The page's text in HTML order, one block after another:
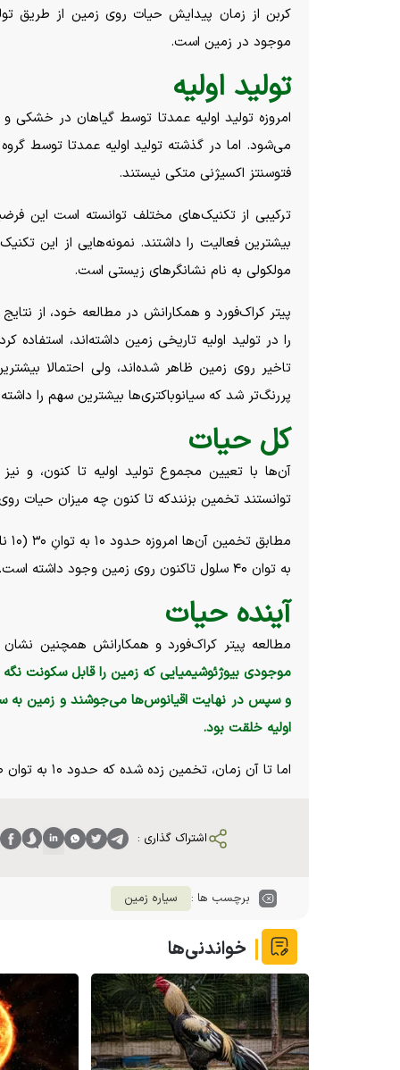
موجود در زمین است.
تولید اولیه
امروزه تولید اولیه عمدتا توسط گیاهان در خشکی و
می‌شود. اما در گذشته تولید اولیه عمدتا توسط
فتوسنتز اکسیژنی متکی نیستند.
ترکیبی از تکنیک‌های مختلف توانسته است این
بیشترین فعالیت را داشتند. نمونه‌هایی از این
مولکولی به نام نشانگر‌های زیستی است.
پیتر کراک‌فورد و همکارانش در مطالعه خود، از
را در تولید اولیه تاریخی زمین داشته‌اند، استفاده
تاخیر روی زمین ظاهر شده‌اند، ولی احتمالا
پررنگ‌تر شد که سیانوباکتری‌ها بیشترین سهم را
کل حیات
آن‌ها با تعیین مجموع تولید اولیه تا کنون، و
توانستند تخمین بزنندکه تا کنون چه میزان حیات
به توان ۴۰ سلول تاکنون روی زمین وجود داشته است.
آینده حیات
مطالعه پیتر کراک‌فورد و همکارانش همچنین نشان
موجودی بیوژئوشیمیایی که زمین را قابل سکونت
و سپس در نهایت اقیانوس‌ها می‌جوشند و زمین به
اولیه خلقت بود.
اما تا آن زمان، تخمین زده شده که حدود ۱۰ به توان ۴۰ سلول زمین را اشغال خواهند کرد.
اشتراک گذاری :
برچسب ها : سیاره زمین
خواندنی‌ها